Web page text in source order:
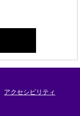
アクセシビリティ